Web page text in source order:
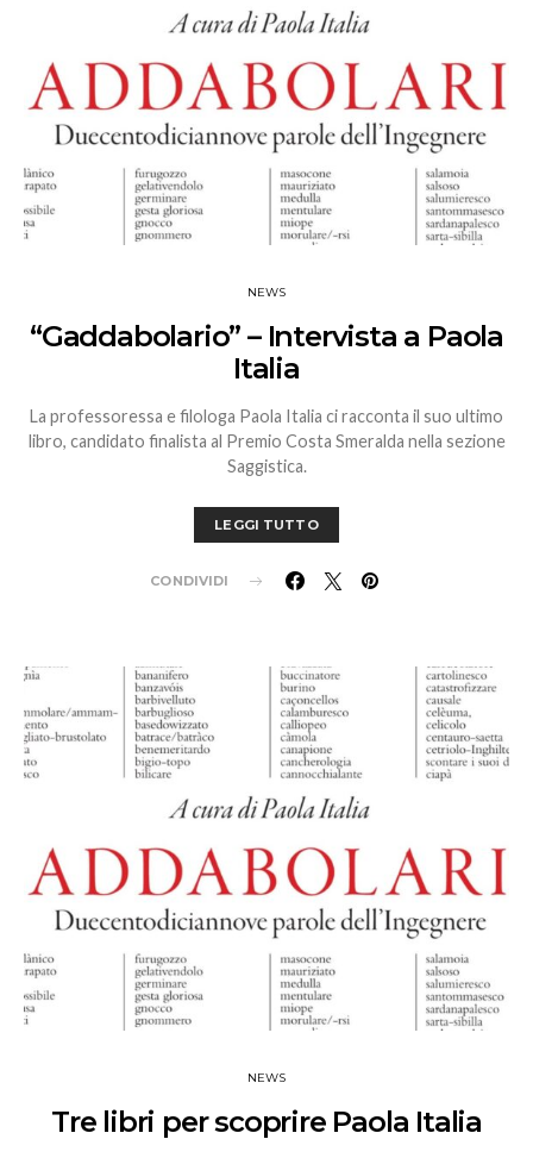
NEWS
“Gaddabolario” – Intervista a Paola
Italia
La professoressa e filologa Paola Italia ci racconta il suo ultimo
libro, candidato finalista al Premio Costa Smeralda nella sezione
Saggistica.
LEGGI TUTTO
CONDIVIDI
NEWS
Tre libri per scoprire Paola Italia